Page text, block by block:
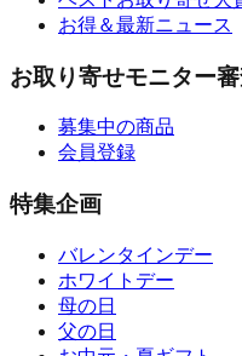
お得＆最新ニュース
お取り寄せモニター
募集中の商品
会員登録
特集企画
バレンタインデー
ホワイトデー
母の日
父の日